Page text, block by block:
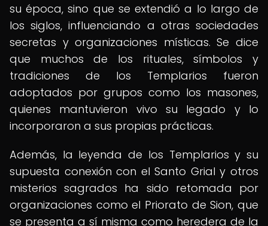
su época, sino que se extendió a lo largo de
los siglos, influenciando a otras sociedades
secretas y organizaciones místicas. Se dice
que muchos de los rituales, símbolos y
tradiciones de los Templarios fueron
adoptados por grupos como los masones,
quienes mantuvieron vivo su legado y lo
incorporaron a sus propias prácticas.
Además, la leyenda de los Templarios y su
supuesta conexión con el Santo Grial y otros
misterios sagrados ha sido retomada por
organizaciones como el Priorato de Sion, que
se presenta a sí misma como heredera de la